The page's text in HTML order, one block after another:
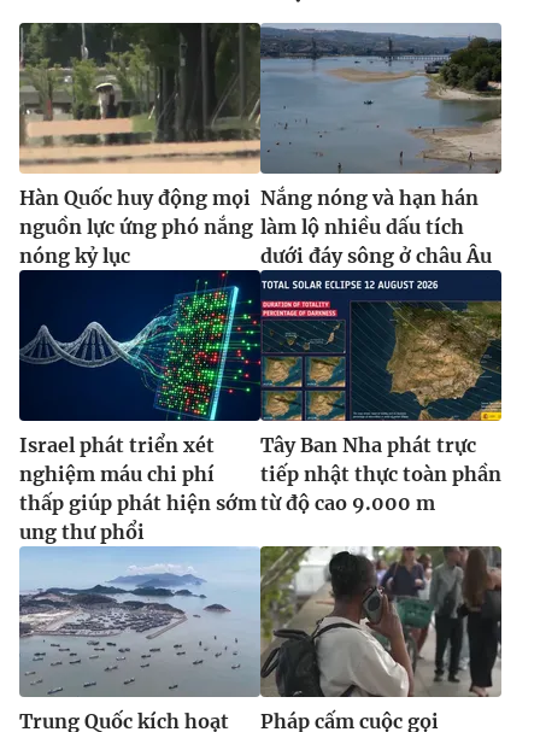
Hàn Quốc huy động mọi
nguồn lực ứng phó nắng
nóng kỷ lục
Nắng nóng và hạn hán
làm lộ nhiều dấu tích
dưới đáy sông ở châu Âu
Israel phát triển xét
nghiệm máu chi phí
thấp giúp phát hiện sớm
ung thư phổi
Tây Ban Nha phát trực
tiếp nhật thực toàn phần
từ độ cao 9.000 m
Trung Quốc kích hoạt
Pháp cấm cuộc gọi